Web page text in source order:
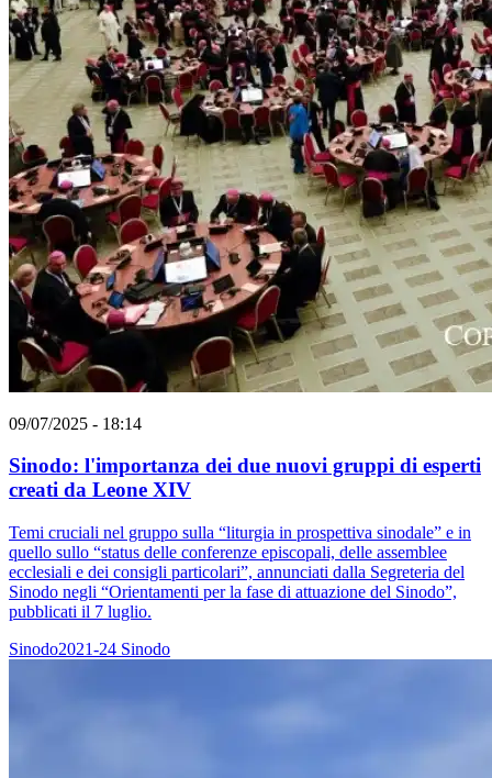
09/07/2025 - 18:14
Sinodo: l'importanza dei due nuovi gruppi di esperti
creati da Leone XIV
Temi cruciali nel gruppo sulla “liturgia in prospettiva sinodale” e in
quello sullo “status delle conferenze episcopali, delle assemblee
ecclesiali e dei consigli particolari”, annunciati dalla Segreteria del
Sinodo negli “Orientamenti per la fase di attuazione del Sinodo”,
pubblicati il 7 luglio.
Sinodo2021-24 Sinodo